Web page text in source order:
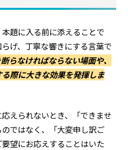
題に入る前に添えることで
げ、丁寧な響きにする言葉で
らなければならない場面や、
際に大きな効果を発揮しま
えられないとき、「できませ
ではなく、「大変申し訳ご
望にお応えすることはいた